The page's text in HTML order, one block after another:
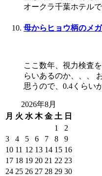
オークラ千葉ホテル
母からヒョウ柄のメ
ここ数年、視力検査
らいあるのか、、、
思うので、0.4くらい
2026年8月
月 火 水 木 金 土 日
1
2
3
4 5 6 7 8
9
10 11 12 13 14 15 16
17 18 19 20 21 22 23
24 25 26 27 28 29 30